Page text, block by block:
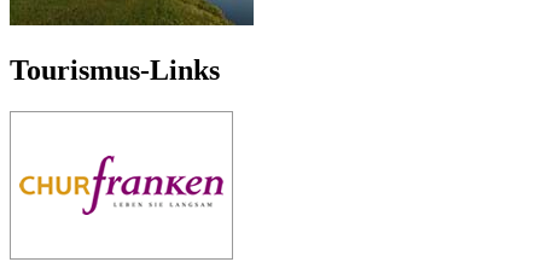
Tourismus-Links